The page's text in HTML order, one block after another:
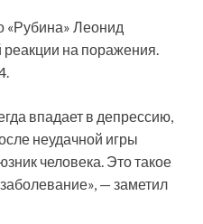
«Рубина» Леонид
на поражения.
впадает в депрессию,
неудачной игры
человека. Это такое
— заметил